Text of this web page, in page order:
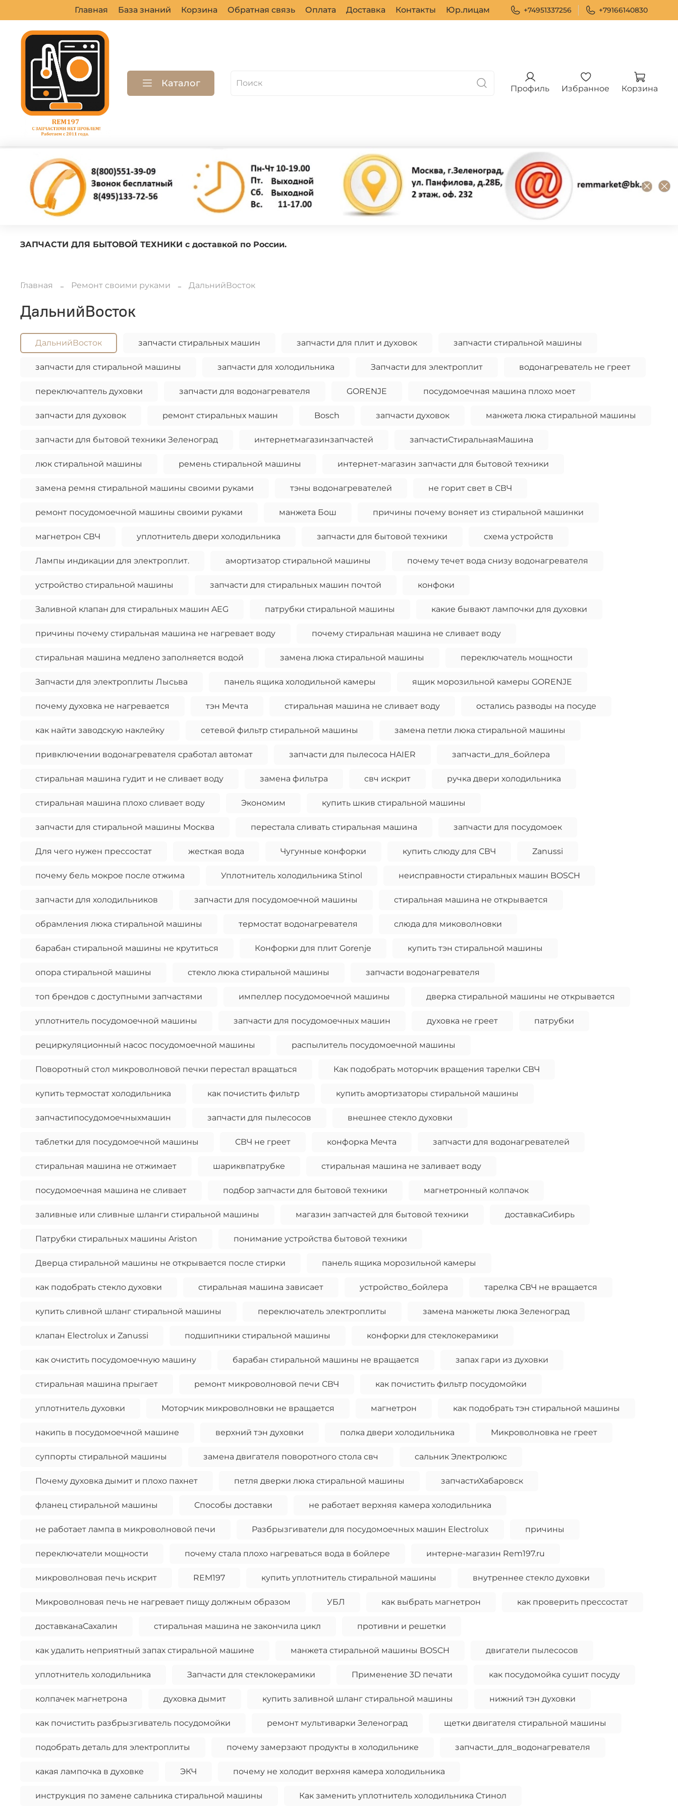
Главная База знаний Корзина Обратная связь Оплата Доставка Контакты Юр.лицам +74951337256 +79166140830
Каталог Профиль Избранное Корзина
ЗАПЧАСТИ ДЛЯ БЫТОВОЙ ТЕХНИКИ с доставкой по России.
Главная Ремонт своими руками ДальнийВосток
ДальнийВосток
ДальнийВосток запчасти стиральных машин запчасти для плит и духовок запчасти стиральной машины
запчасти для стиральной машины запчасти для холодильника Запчасти для электроплит водонагреватель не греет
переключаптель духовки запчасти для водонагревателя GORENJE посудомоечная машина плохо моет
запчасти для духовок ремонт стиральных машин Bosch запчасти духовок манжета люка стиральной машины
запчасти для бытовой техники Зеленоград интернетмагазинзапчастей запчастиСтиральнаяМашина
люк стиральной машины ремень стиральной машины интернет-магазин запчасти для бытовой техники
замена ремня стиральной машины своими руками тэны водонагревателей не горит свет в СВЧ
ремонт посудомоечной машины своими руками манжета Бош причины почему воняет из стиральной машинки
магнетрон СВЧ уплотнитель двери холодильника запчасти для бытовой техники схема устройств
Лампы индикации для электроплит. амортизатор стиральной машины почему течет вода снизу водонагревателя
устройство стиральной машины запчасти для стиральных машин почтой конфоки
Заливной клапан для стиральных машин AEG патрубки стиральной машины какие бывают лампочки для духовки
причины почему стиральная машина не нагревает воду почему стиральная машина не сливает воду
стиральная машина медлено заполняется водой замена люка стиральной машины переключатель мощности
Запчасти для электроплиты Лысьва панель ящика холодильной камеры ящик морозильной камеры GORENJE
почему духовка не нагревается тэн Мечта стиральная машина не сливает воду остались разводы на посуде
как найти заводскую наклейку сетевой фильтр стиральной машины замена петли люка стиральной машины
привключении водонагревателя сработал автомат запчасти для пылесоса HAIER запчасти_для_бойлера
стиральная машина гудит и не сливает воду замена фильтра свч искрит ручка двери холодильника
стиральная машина плохо сливает воду Экономим купить шкив стиральной машины
запчасти для стиральной машины Москва перестала сливать стиральная машина запчасти для посудомоек
Для чего нужен прессостат жесткая вода Чугунные конфорки купить слюду для СВЧ Zanussi
почему бель мокрое после отжима Уплотнитель холодильника Stinol неисправности стиральных машин BOSCH
запчасти для холодильников запчасти для посудомоечной машины стиральная машина не открывается
обрамления люка стиральной машины термостат водонагревателя слюда для миковолновки
барабан стиральной машины не крутиться Конфорки для плит Gorenje купить тэн стиральной машины
опора стиральной машины стекло люка стиральной машины запчасти водонагревателя
топ брендов с доступными запчастями импеллер посудомоечной машины дверка стиральной машины не открывается
уплотнитель посудомоечной машины запчасти для посудомоечных машин духовка не греет патрубки
рециркуляционный насос посудомоечной машины распылитель посудомоечной машины
Поворотный стол микроволновой печки перестал вращаться Как подобрать моторчик вращения тарелки СВЧ
купить термостат холодильника как почистить фильтр купить амортизаторы стиральной машины
запчастипосудомоечныхмашин запчасти для пылесосов внешнее стекло духовки
таблетки для посудомоечной машины СВЧ не греет конфорка Мечта запчасти для водонагревателей
стиральная машина не отжимает шариквпатрубке стиральная машина не заливает воду
посудомоечная машина не сливает подбор запчасти для бытовой техники магнетронный колпачок
заливные или сливные шланги стиральной машины магазин запчастей для бытовой техники доставкаСибирь
Патрубки стиральных машины Ariston понимание устройства бытовой техники
Дверца стиральной машины не открывается после стирки панель ящика морозильной камеры
как подобрать стекло духовки стиральная машина зависает устройство_бойлера тарелка СВЧ не вращается
купить сливной шланг стиральной машины переключатель электроплиты замена манжеты люка Зеленоград
клапан Electrolux и Zanussi подшипники стиральной машины конфорки для стеклокерамики
как очистить посудомоечную машину барабан стиральной машины не вращается запах гари из духовки
стиральная машина прыгает ремонт микроволновой печи СВЧ как почистить фильтр посудомойки
уплотнитель духовки Моторчик микроволновки не вращается магнетрон как подобрать тэн стиральной машины
накипь в посудомоечной машине верхний тэн духовки полка двери холодильника Микроволновка не греет
суппорты стиральной машины замена двигателя поворотного стола свч сальник Электролюкс
Почему духовка дымит и плохо пахнет петля дверки люка стиральной машины запчастиХабаровск
фланец стиральной машины Способы доставки не работает верхняя камера холодильника
не работает лампа в микроволновой печи Разбрызгиватели для посудомоечных машин Electrolux причины
переключатели мощности почему стала плохо нагреваться вода в бойлере интерне-магазин Rem197.ru
микроволновая печь искрит REM197 купить уплотнитель стиральной машины внутреннее стекло духовки
Микроволновая печь не нагревает пищу должным образом УБЛ как выбрать магнетрон как проверить прессостат
доставканаСахалин стиральная машина не закончила цикл противни и решетки
как удалить неприятный запах стиральной машине манжета стиральной машины BOSCH двигатели пылесосов
уплотнитель холодильника Запчасти для стеклокерамики Применение 3D печати как посудомойка сушит посуду
колпачек магнетрона духовка дымит купить заливной шланг стиральной машины нижний тэн духовки
как почистить разбрызгиватель посудомойки ремонт мультиварки Зеленоград щетки двигателя стиральной машины
подобрать деталь для электроплиты почему замерзают продукты в холодильнике запчасти_для_водонагревателя
какая лампочка в духовке ЭКЧ почему не холодит верхняя камера холодильника
инструкция по замене сальника стиральной машины Как заменить уплотнитель холодильника Стинол